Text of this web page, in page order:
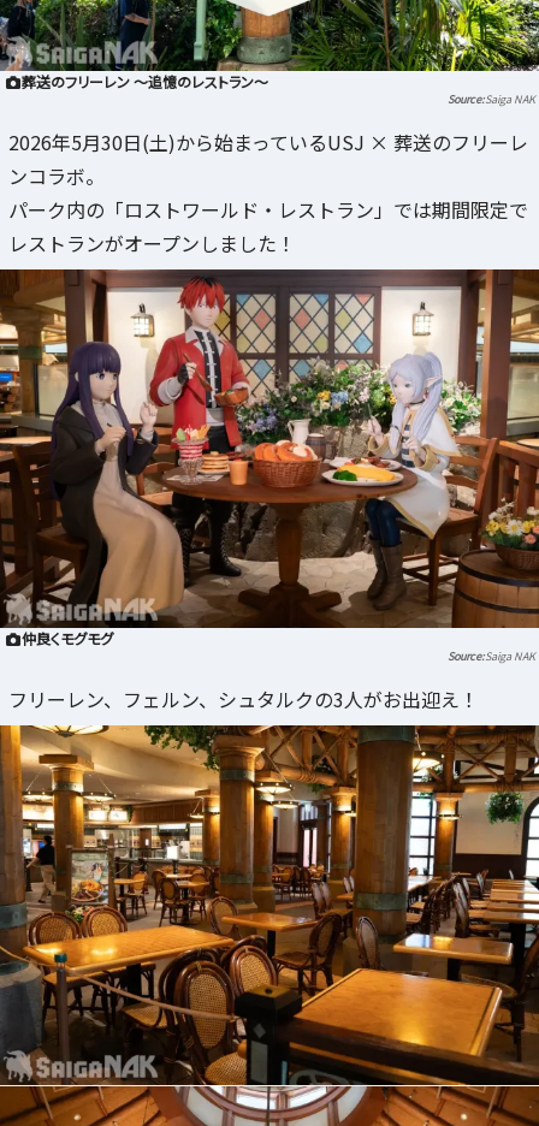
葬送のフリーレン ～追憶のレストラン～
Saiga NAK
2026年5月30日(土)から始まっているUSJ × 葬送のフリーレ
ンコラボ。
パーク内の「ロストワールド・レストラン」では期間限定で
レストランがオープンしました！
仲良くモグモグ
Saiga NAK
フリーレン、フェルン、シュタルクの3人がお出迎え！